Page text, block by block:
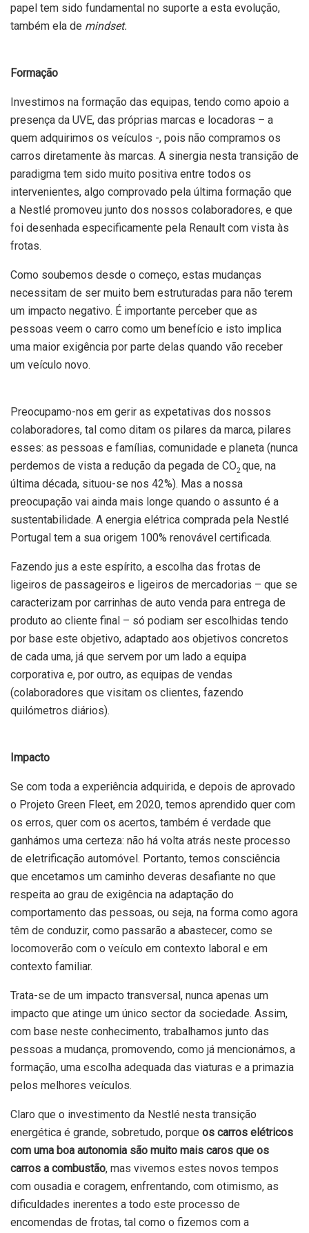
papel tem sido fundamental no suporte a esta evolução,
também ela de mindset.
Formação
Investimos na formação das equipas, tendo como apoio a
presença da UVE, das próprias marcas e locadoras – a
quem adquirimos os veículos -, pois não compramos os
carros diretamente às marcas. A sinergia nesta transição de
paradigma tem sido muito positiva entre todos os
intervenientes, algo comprovado pela última formação que
a Nestlé promoveu junto dos nossos colaboradores, e que
foi desenhada especificamente pela Renault com vista às
frotas.
Como soubemos desde o começo, estas mudanças
necessitam de ser muito bem estruturadas para não terem
um impacto negativo. É importante perceber que as
pessoas veem o carro como um benefício e isto implica
uma maior exigência por parte delas quando vão receber
um veículo novo.
Preocupamo-nos em gerir as expetativas dos nossos
colaboradores, tal como ditam os pilares da marca, pilares
esses: as pessoas e famílias, comunidade e planeta (nunca
perdemos de vista a redução da pegada de CO2 que, na
última década, situou-se nos 42%). Mas a nossa
preocupação vai ainda mais longe quando o assunto é a
sustentabilidade. A energia elétrica comprada pela Nestlé
Portugal tem a sua origem 100% renovável certificada.
Fazendo jus a este espírito, a escolha das frotas de
ligeiros de passageiros e ligeiros de mercadorias – que se
caracterizam por carrinhas de auto venda para entrega de
produto ao cliente final – só podiam ser escolhidas tendo
por base este objetivo, adaptado aos objetivos concretos
de cada uma, já que servem por um lado a equipa
corporativa e, por outro, as equipas de vendas
(colaboradores que visitam os clientes, fazendo
quilómetros diários).
Impacto
Se com toda a experiência adquirida, e depois de aprovado
o Projeto Green Fleet, em 2020, temos aprendido quer com
os erros, quer com os acertos, também é verdade que
ganhámos uma certeza: não há volta atrás neste processo
de eletrificação automóvel. Portanto, temos consciência
que encetamos um caminho deveras desafiante no que
respeita ao grau de exigência na adaptação do
comportamento das pessoas, ou seja, na forma como agora
têm de conduzir, como passarão a abastecer, como se
locomoverão com o veículo em contexto laboral e em
contexto familiar.
Trata-se de um impacto transversal, nunca apenas um
impacto que atinge um único sector da sociedade. Assim,
com base neste conhecimento, trabalhamos junto das
pessoas a mudança, promovendo, como já mencionámos, a
formação, uma escolha adequada das viaturas e a primazia
pelos melhores veículos.
Claro que o investimento da Nestlé nesta transição
energética é grande, sobretudo, porque os carros elétricos
com uma boa autonomia são muito mais caros que os
carros a combustão, mas vivemos estes novos tempos
com ousadia e coragem, enfrentando, com otimismo, as
dificuldades inerentes a todo este processo de
encomendas de frotas, tal como o fizemos com a